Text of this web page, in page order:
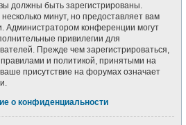
должны быть зарегистрированы.
минут, но предоставляет вам
Администратором конференции могут
привилегии для
Прежде чем зарегистрироваться,
и политикой, принятыми на
присутствие на форумах означает
о конфиденциальности